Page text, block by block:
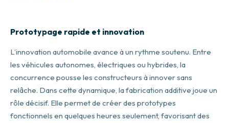
Prototypage rapide et innovation
L’innovation automobile avance à un rythme soutenu. Entre
les véhicules autonomes, électriques ou hybrides, la
concurrence pousse les constructeurs à innover sans
relâche. Dans cette dynamique, la fabrication additive joue un
rôle décisif. Elle permet de créer des prototypes
fonctionnels en quelques heures seulement, favorisant des